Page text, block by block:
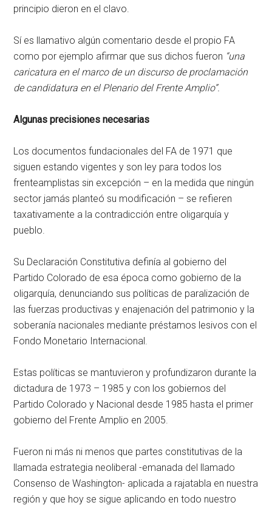
principio dieron en el clavo.
Sí es llamativo algún comentario desde el propio FA
como por ejemplo afirmar que sus dichos fueron “una
caricatura en el marco de un discurso de proclamación
de candidatura en el Plenario del Frente Amplio”.
Algunas precisiones necesarias
Los documentos fundacionales del FA de 1971 que
siguen estando vigentes y son ley para todos los
frenteamplistas sin excepción – en la medida que ningún
sector jamás planteó su modificación – se refieren
taxativamente a la contradicción entre oligarquía y
pueblo.
Su Declaración Constitutiva definía al gobierno del
Partido Colorado de esa época como gobierno de la
oligarquía, denunciando sus políticas de paralización de
las fuerzas productivas y enajenación del patrimonio y la
soberanía nacionales mediante préstamos lesivos con el
Fondo Monetario Internacional.
Estas políticas se mantuvieron y profundizaron durante la
dictadura de 1973 – 1985 y con los gobiernos del
Partido Colorado y Nacional desde 1985 hasta el primer
gobierno del Frente Amplio en 2005.
Fueron ni más ni menos que partes constitutivas de la
llamada estrategia neoliberal -emanada del llamado
Consenso de Washington- aplicada a rajatabla en nuestra
región y que hoy se sigue aplicando en todo nuestro